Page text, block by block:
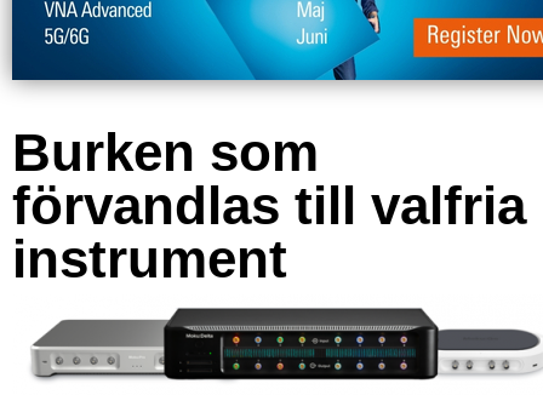
Burken som
förvandlas till valfria
instrument